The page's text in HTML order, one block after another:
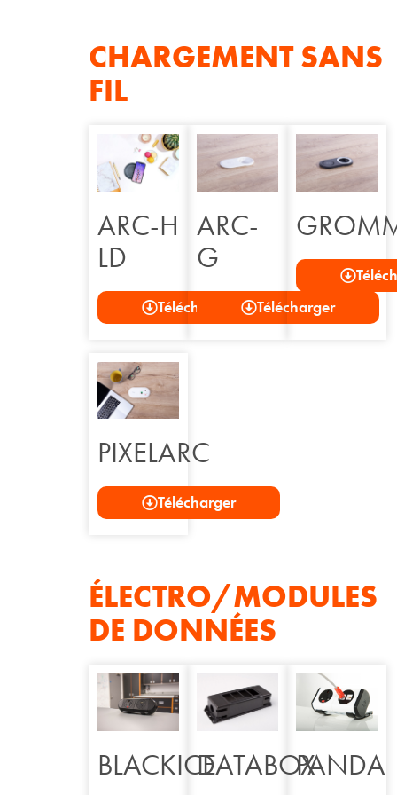
CHARGEMENT SANS
FIL
ARC-H
LD
Télécharger
ARC-
G
Télécharger
PIXELARC
Télécharger
ÉLECTRO/MODULES
DE DONNÉES
BLACKICEDATABOXPANDA